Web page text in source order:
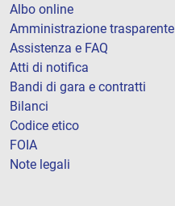
Albo online
Amministrazione trasparente
Assistenza e FAQ
Atti di notifica
Bandi di gara e contratti
Bilanci
Codice etico
FOIA
Note legali